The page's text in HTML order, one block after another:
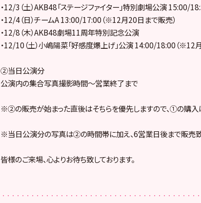
・12/3（土）AKB48「ステージファイター」特別劇場公演 15:00/
・12/4（日）チームA 13:00/17:00（※12月20日まで販売）
・12/8（木）AKB48劇場11周年特別記念公演
・12/10（土）小嶋陽菜「好感度爆上げ」公演 14:00/18:00（※12
②当日公演分
公演内の集合写真撮影時間～営業終了まで
※②の販売が始まった直後はそちらを優先しますので、①の購入
※当日公演分の写真は②の時間帯に加え、6営業日後まで販売致
皆様のご来場、心よりお待ち致しております。